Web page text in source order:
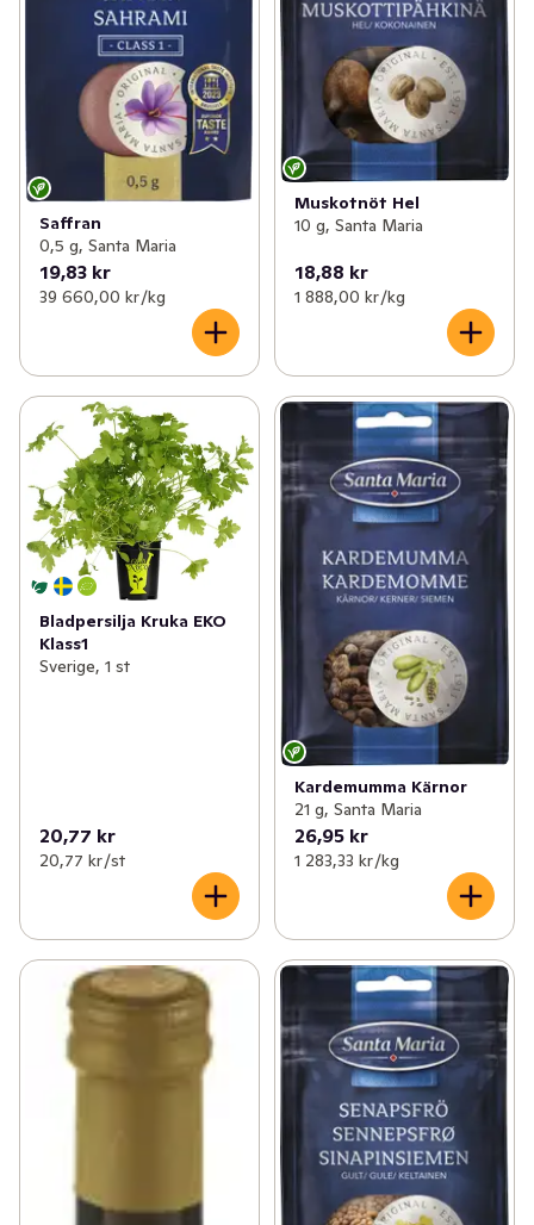
Saffran
0,5 g, Santa Maria
19,83 kr
39 660,00 kr /kg
Muskotnöt Hel
10 g, Santa Maria
18,88 kr
1 888,00 kr /kg
Bladpersilja Kruka EKO
Klass1
Sverige, 1 st
20,77 kr
20,77 kr /st
Kardemumma Kärnor
21 g, Santa Maria
26,95 kr
1 283,33 kr /kg